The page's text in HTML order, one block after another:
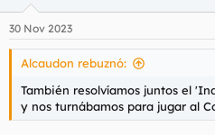
e
s
30 Nov 2023
Alcaudon rebuznó:
También resolvíamos juntos el
y nos turnábamos para jugar al